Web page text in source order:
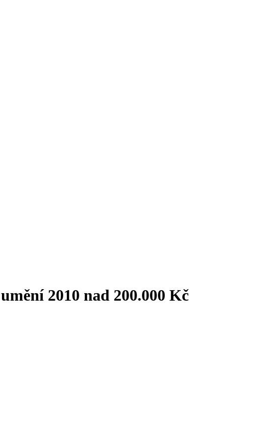
2010 nad 200.000 Kč